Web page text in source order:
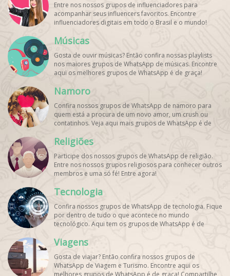
Entre nos nossos grupos de influenciadores para
acompanhar seus influencers favoritos. Encontre
influenciadores digitais em todo o Brasil e o mundo!
Músicas
Gosta de ouvir músicas? Então confira nossas playlists
nos maiores grupos de WhatsApp de músicas. Encontre
aqui os melhores grupos de WhatsApp é de graça!
Namoro
Confira nossos grupos de WhatsApp de namoro para
quem está a procura de um novo amor, um crush ou
contatinhos. Veja aqui mais grupos de WhatsApp é de
Religiões
Participe dos nossos grupos de WhatsApp de religião.
Entre nos nossos grupos religiosos para conhecer outros
membros e uma só fé! Entre agora!
Tecnologia
Confira nossos grupos de WhatsApp de tecnologia. Fique
por dentro de tudo o que acontece no mundo
tecnológico. Aqui tem os grupos de WhatsApp é de
Viagens
Gosta de viajar? Então confira nossos grupos de
WhatsApp de Viagem e Turismo. Encontre aqui os
melhores grupos de WhatsApp é de graça! Compartilhe